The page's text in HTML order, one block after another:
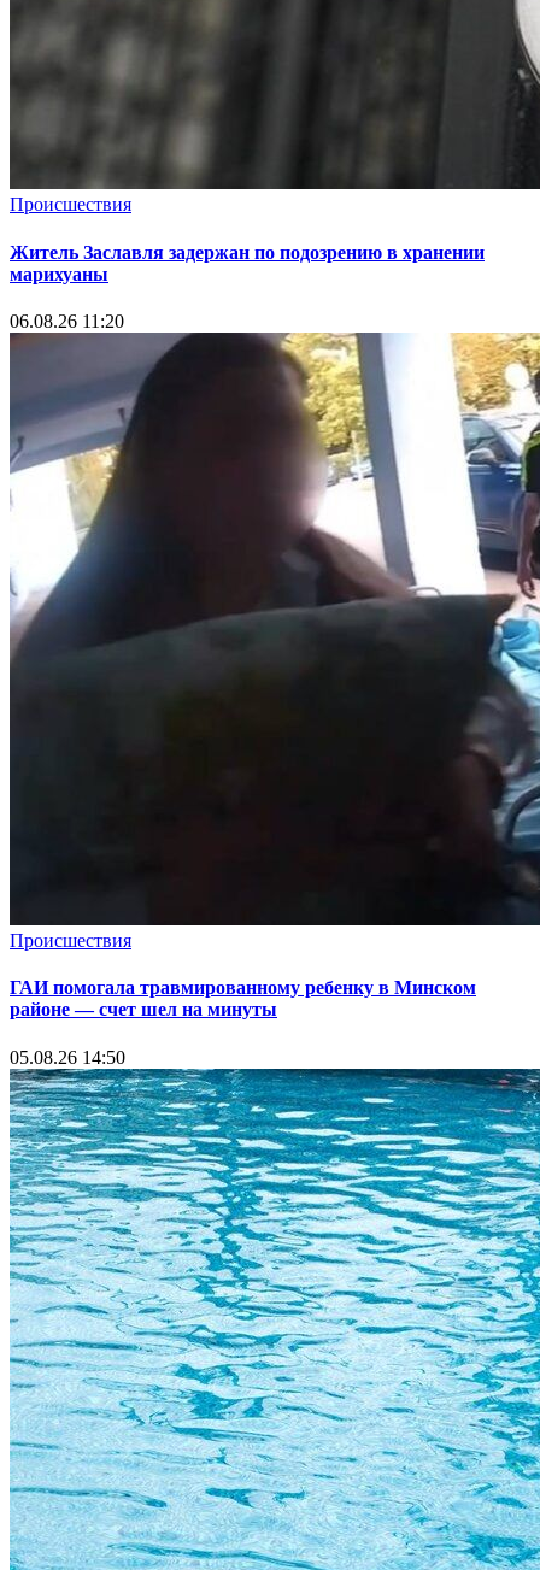
Происшествия
Житель Заславля задержан по подозрению в хранении
марихуаны
06.08.26 11:20
Происшествия
ГАИ помогала травмированному ребенку в Минском
районе — счет шел на минуты
05.08.26 14:50